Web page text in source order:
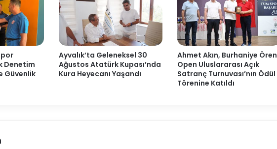
Denetim
Güvenlik
Ayvalık’ta Geleneksel 30
Ağustos Atatürk Kupası’nda
Kura Heyecanı Yaşandı
Ahmet Akın, Burhaniye Ören
Open Uluslararası Açık
Satranç Turnuvası’nın Ödül
Törenine Katıldı